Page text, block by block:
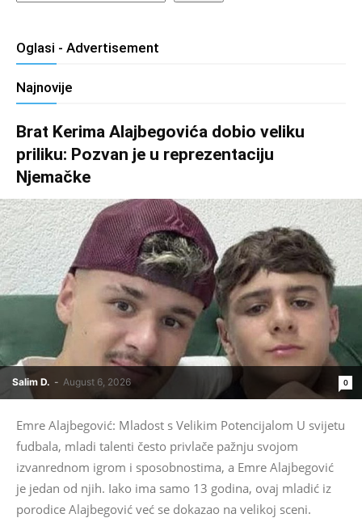
Oglasi - Advertisement
Najnovije
Brat Kerima Alajbegovića dobio veliku
priliku: Pozvan je u reprezentaciju
Njemačke
Salim D. - August 6, 2026 0
Emre Alajbegović: Mladost s Velikim Potencijalom U svijetu
fudbala, mladi talenti često privlače pažnju svojom
izvanrednom igrom i sposobnostima, a Emre Alajbegović
je jedan od njih. Iako ima samo 13 godina, ovaj mladić iz
porodice Alajbegović već se dokazao na velikoj sceni.